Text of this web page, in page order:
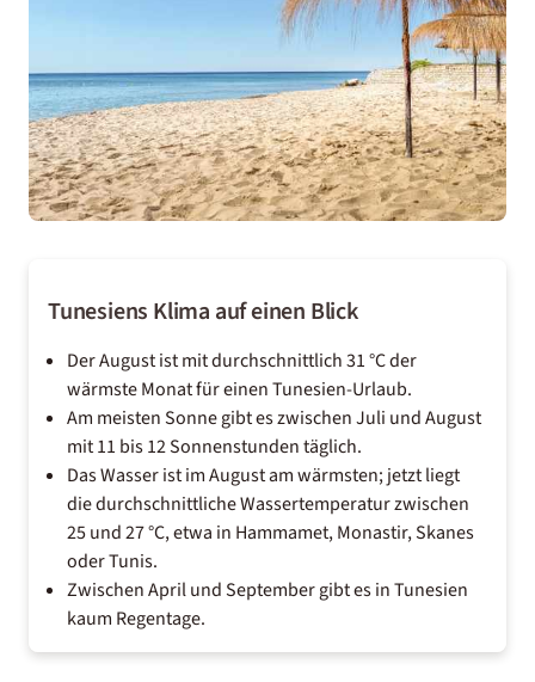
Tunesiens Klima auf einen Blick
Der August ist mit durchschnittlich 31 °C der
wärmste Monat für einen Tunesien-Urlaub.
Am meisten Sonne gibt es zwischen Juli und August
mit 11 bis 12 Sonnenstunden täglich.
Das Wasser ist im August am wärmsten; jetzt liegt
die durchschnittliche Wassertemperatur zwischen
25 und 27 °C, etwa in Hammamet, Monastir, Skanes
oder Tunis.
Zwischen April und September gibt es in Tunesien
kaum Regentage.